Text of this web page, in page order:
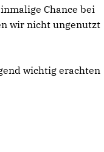
Chance bei
wir nicht ungenutzt
wichtig erachten